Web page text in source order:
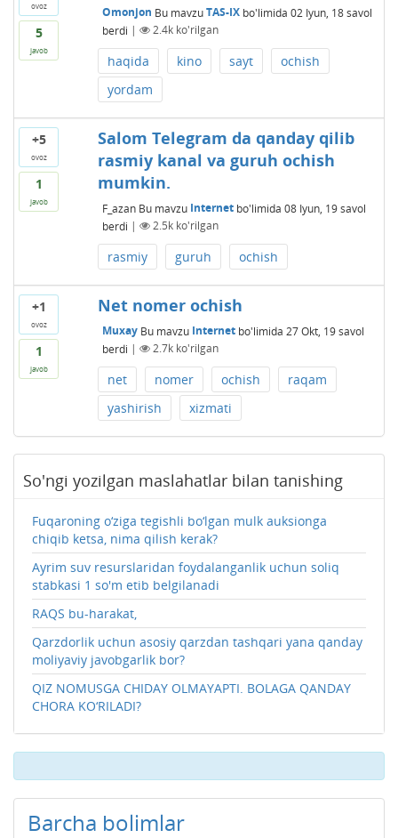
ovoz
5
javob
Omonjon Bu mavzuTAS-IXbo'limida 02 Iyun, 18 savol
berdi | 2.4kko'rilgan
haqida kino sayt
ochish
yordam
+5
ovoz
1
javob
Salom Telegram da qanday qilib
rasmiy kanal va guruh ochish
mumkin.
F_azan Bu mavzu Internetbo'limida 08 Iyun, 19 savol
berdi | 2.5kko'rilgan
rasmiy guruh ochish
+1
ovoz
1
javob
Net nomer ochish
Muxay Bu mavzu Internetbo'limida 27 Okt, 19 savol
berdi | 2.7kko'rilgan
net nomer ochish
raqam
yashirish
xizmati
So'ngi yozilgan maslahatlar bilan tanishing
Fuqaroning o‘ziga tegishli bo‘lgan mulk auksionga
chiqib ketsa, nima qilish kerak?
Ayrim suv resurslaridan foydalanganlik uchun soliq
stabkasi 1 so'm etib belgilanadi
RAQS bu-harakat,
Qarzdorlik uchun asosiy qarzdan tashqari yana qanday
moliyaviy javobgarlik bor?
QIZ NOMUSGA CHIDAY OLMAYAPTI. BOLAGA QANDAY
CHORA KO‘RILADI?
Barcha bolimlar